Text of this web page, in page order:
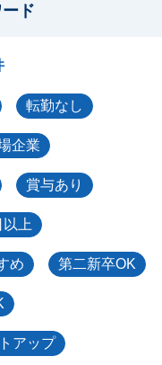
ド
転勤なし
場企業
賞与あり
上
め 第二新卒OK
アップ